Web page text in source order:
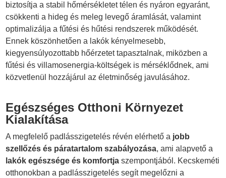
biztosítja a stabil hőmérsékletet télen és nyáron egyaránt,
csökkenti a hideg és meleg levegő áramlását, valamint
optimalizálja a fűtési és hűtési rendszerek működését.
Ennek köszönhetően a lakók kényelmesebb,
kiegyensúlyozottabb hőérzetet tapasztalnak, miközben a
fűtési és villamosenergia-költségek is mérséklődnek, ami
közvetlenül hozzájárul az életminőség javulásához.
Egészséges Otthoni Környezet
Kialakítása
A megfelelő padlásszigetelés révén elérhető a jobb
szellőzés és páratartalom szabályozása, ami alapvető a
lakók egészsége és komfortja szempontjából. Kecskeméti
otthonokban a padlásszigetelés segít megelőzni a